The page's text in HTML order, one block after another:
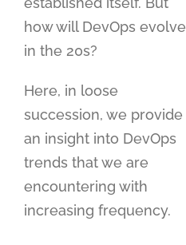
how will DevOps evolve
in the 20s?
Here, in loose
succession, we provide
an insight into DevOps
trends that we are
encountering with
increasing frequency.